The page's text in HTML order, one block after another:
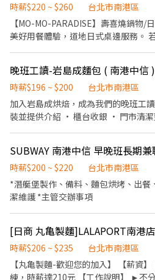
Mo-Mo-Paradise壽喜燒 ★日式天婦羅
全台直營店鋪皆位於各大百貨商場，
徵須知】 ①詳閱工作內容後，請審慎
適者，將邀請實體面談，初審資格不
實際任用職稱及薪資，依面談結果與經
時薪$220 ~ $260
台北市南港區
【MO-MO-PARADISE】壽喜燒鍋物/
美好用餐體驗，道地日式桌邊服務。 若您有兼職打工的計畫，喜歡
後續處理 3. 開店前準備及閉店整理作
管交付工作 ✅工作時段 早班：09:00~18:00 中班：12:00~22:00、
13:00~22:00或22:30 (排班區間另安
可排班者尤佳。) ※彈性排班可討論喔
馨員工餐點、交通便利通勤上班很方
對餐飲業有熱忱的您，加入三澧餐
家人』共同創造無限可能。 1998年
HUMAX ASIA，屬於日本Wondertable
台灣多年的日本與義大利美食連鎖品
含， ★義式料理餐廳：BELLINI
MOLINO手工義大利麵 ★日式鍋物餐
★日式天婦羅專門店：天吉屋、吉天麩
百貨商場，並持續穩定發展中。
晚班工讀-岩島成麵包 ( 南港中信 )
時薪$196 ~ $200
台北市南港區
加入岩島成烘焙，成為我們的晚班工
裝並提供介紹 • 櫃台收銀 • 門市清
時薪$200 ~ $220
台北市南港區
*潛艇堡製作、備料、麵包烘烤、出
潔維護 *主管交辦事項
時薪$206 ~ $235
台北市南港區
【丸亀製麵-歡迎您的加入】 【薪資
練，時薪達210元 【工作說明】 ►不